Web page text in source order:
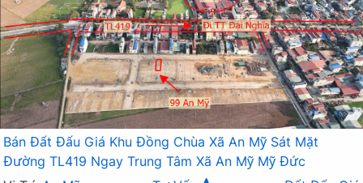
Bán Đất Đấu Giá Khu Đồng Chùa Xã An Mỹ Sát Mặt
Đường TL419 Ngay Trung Tâm Xã An Mỹ Mỹ Đức